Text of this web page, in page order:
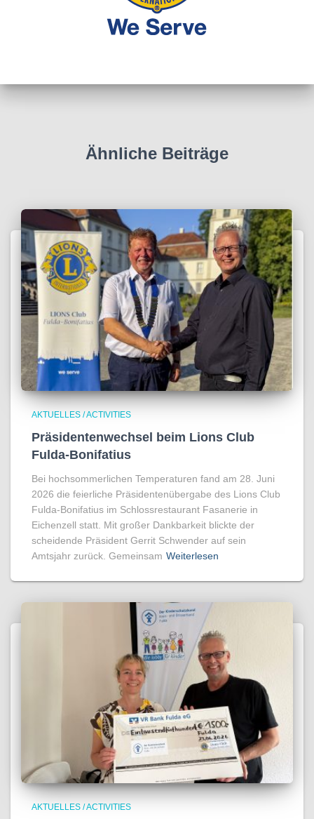
Ähnliche Beiträge
AKTUELLES / ACTIVITIES
Präsidentenwechsel beim Lions Club
Fulda-Bonifatius
Bei hochsommerlichen Temperaturen fand am 28. Juni
2026 die feierliche Präsidentenübergabe des Lions Club
Fulda-Bonifatius im Schlossrestaurant Fasanerie in
Eichenzell statt. Mit großer Dankbarkeit blickte der
scheidende Präsident Gerrit Schwender auf sein
Amtsjahr zurück. Gemeinsam Weiterlesen
AKTUELLES / ACTIVITIES